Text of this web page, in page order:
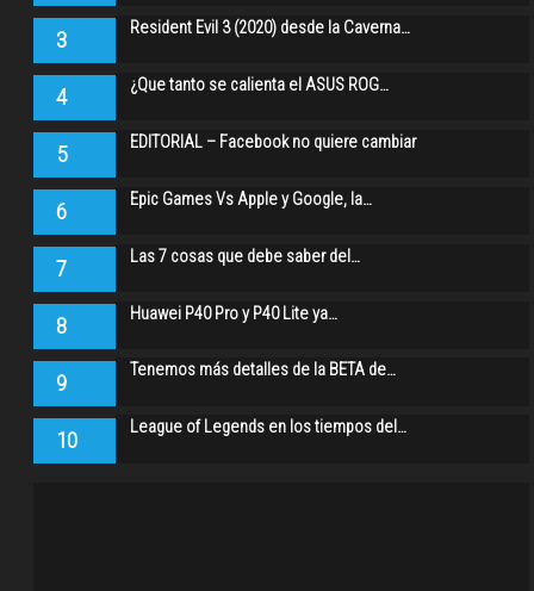
3 Resident Evil 3 (2020) desde la Caverna…
4 ¿Que tanto se calienta el ASUS ROG…
5 EDITORIAL – Facebook no quiere cambiar
6 Epic Games Vs Apple y Google, la…
7 Las 7 cosas que debe saber del…
8 Huawei P40 Pro y P40 Lite ya…
9 Tenemos más detalles de la BETA de…
10 League of Legends en los tiempos del…